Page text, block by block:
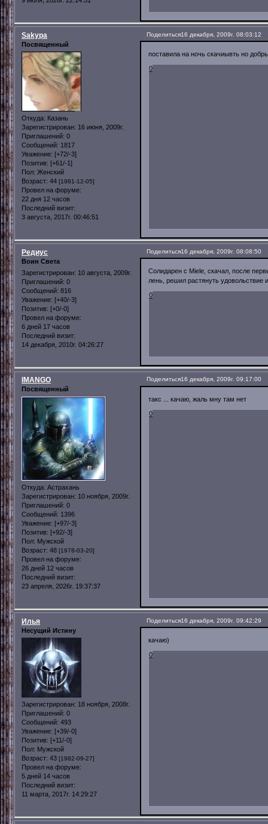
Поделиться16 декабря, 2009г. 08:03:12
Sakypa
Посвященный
Откуда: Казань
Зарегистрирован: 16 июня, 2009г.
Приглашений: 0
Сообщений: 1817
Уважение: [+72/-3]
Позитив: [+61/-1]
Пол: Женский
Возраст: 44 [1981-12-05]
Провел на форуме:
22 дня 12 часов
Последний визит:
3 августа, 2017г. 00:46:51
поставила на ночь скачиывть но
0
Поделиться16 декабря, 2009г. 08:08:50
Редиус
Воин Света
Зарегистрирован: 10 августа, 2009г.
Приглашений: 0
Сообщений: 816
Уважение: [+40/-3]
Позитив: [+0/-0]
Провел на форуме:
6 дней 17 часов
Последний визит:
14 декабря, 2010г. 04:26:27
Солидарен с Miele, скачал, после
лень, решил растянуть удовольствие
0
Поделиться16 декабря, 2009г. 09:17:00
IMANGO
Посвященный
Откуда: Астрахань
Зарегистрирован: 10 ноября, 2009г.
Приглашений: 0
Сообщений: 1396
Уважение: [+97/-3]
Позитив: [+92/-3]
Пол: Мужской
Возраст: 48 [1978-03-20]
Провел на форуме:
26 дней 12 часов
Последний визит:
23 апреля, 2026г. 19:37:37
такс ... качаю, жаль мну там нет
0
Поделиться16 декабря, 2009г. 09:42:29
Илья
Несущий Истину
Зарегистрирован: 18 ноября, 2008г.
Приглашений: 0
Сообщений: 493
Уважение: [+39/-0]
Позитив: [+11/-0]
Пол: Мужской
Возраст: 43 [1982-09-27]
Провел на форуме:
5 дней 14 часов
Последний визит:
11 марта, 2017г. 14:29:27
качаю)
0